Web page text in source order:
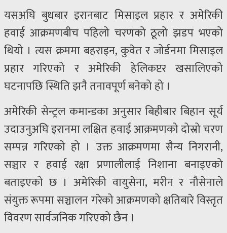
यसअघि बुधबार इरानबाट मिसाइल प्रहार र अमेरिकी
हवाई आक्रमणबीच पहिलो चरणको ठूलो झडप भएको
थियो । त्यस क्रममा बहराइन, कुवेत र जोर्डनमा मिसाइल
प्रहार गरिएको र अमेरिकी हेलिकप्टर खसालिएको
घटनापछि स्थिति झनै तनावपूर्ण बनेको हो ।
अमेरिकी सेन्ट्रल कमान्डका अनुसार बिहीबार बिहान सूर्य
उदाउनुअघि इरानमा लक्षित हवाई आक्रमणको दोस्रो चरण
सम्पन्न गरिएको हो । उक्त आक्रमणमा सैन्य निगरानी,
सञ्चार र हवाई रक्षा प्रणालीलाई निशाना बनाइएको
बताइएको छ । अमेरिकी वायुसेना, मरीन र नौसेनाले
संयुक्त रूपमा सञ्चालन गरेको आक्रमणको क्षतिबारे विस्तृत
विवरण सार्वजनिक गरिएको छैन ।